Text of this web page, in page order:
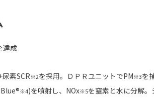
達成
尿素SCR※2を採用。ＤＰＲユニットでPM※3を
※4)を噴射し、NOx※5を窒素と水に分解。